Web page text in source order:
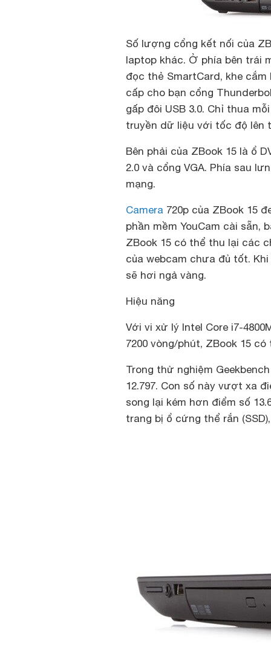
Số lượng cổng kết nối của
laptop khác. Ở phía bên trái
đọc thẻ SmartCard, khe cắm
cấp cho bạn cổng
gấp đôi USB 3.0. Chỉ thua
truyền dữ liệu với tốc độ lên
Bên phải của ZBook 15 là ổ
2.0 và cổng VGA. Phía sau
mạng.
Camera 720p của ZBook 15
phần mềm YouCam cài sẵn,
ZBook 15 có thể thu lại các
của webcam chưa đủ tốt.
sẽ hơi ngả vàng.
Hiệu năng
Với vi xử lý Intel Core i7-
7200 vòng/phút, ZBook 15
Trong thử nghiệm
12.797. Con số này vượt xa
song lại kém hơn điểm số
trang bị ổ cứng thể rắn